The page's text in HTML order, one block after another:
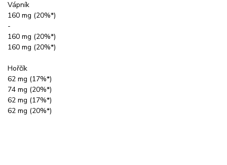
Vápník
160 mg (20%*)
-
160 mg (20%*)
160 mg (20%*)
Hořčík
62 mg (17%*)
74 mg (20%*)
62 mg (17%*)
62 mg (20%*)